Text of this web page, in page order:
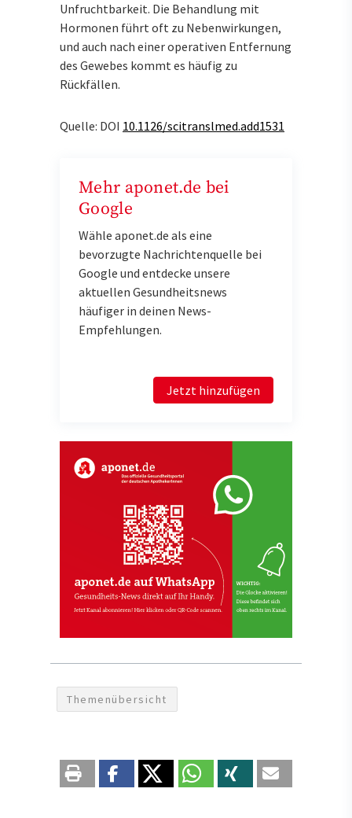
Unfruchtbarkeit. Die Behandlung mit
Hormonen führt oft zu Nebenwirkungen,
und auch nach einer operativen Entfernung
des Gewebes kommt es häufig zu
Rückfällen.
Quelle: DOI 10.1126/scitranslmed.add1531
Mehr aponet.de bei
Google
Wähle aponet.de als eine
bevorzugte Nachrichtenquelle bei
Google und entdecke unsere
aktuellen Gesundheitsnews
häufiger in deinen News-
Empfehlungen.
Jetzt hinzufügen
Themenübersicht